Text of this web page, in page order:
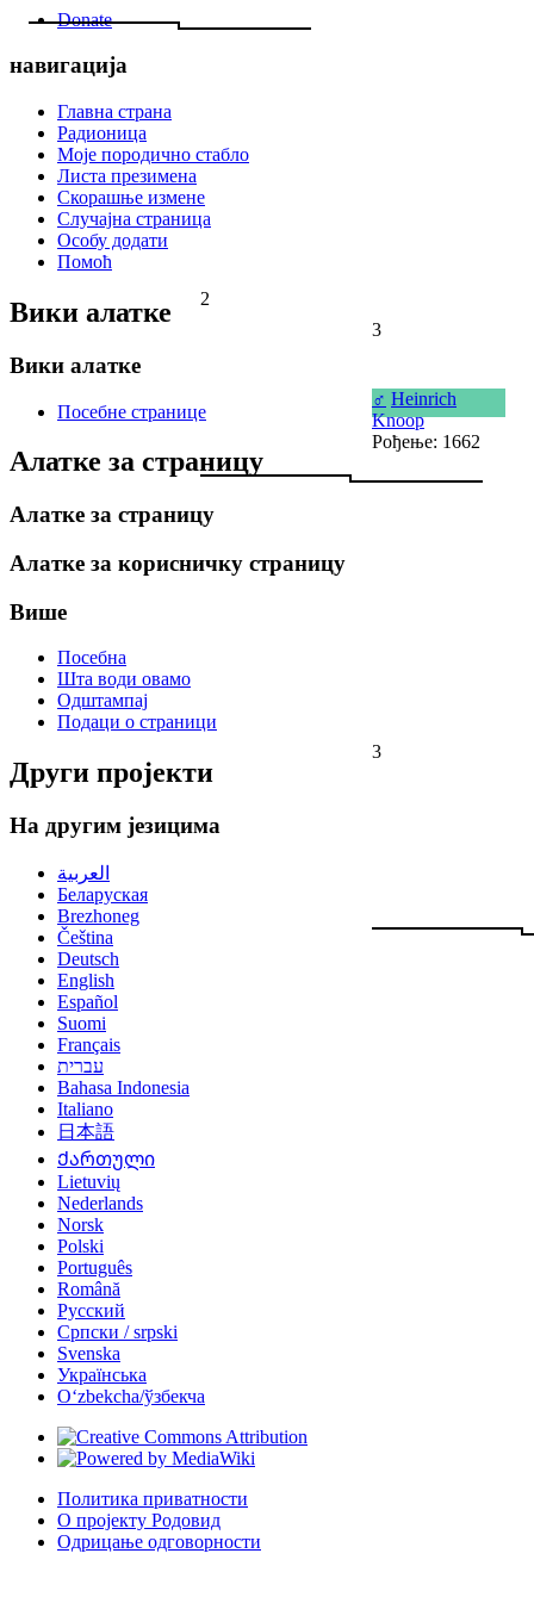
2
3
♂ Heinrich
Knoop
Рођење: 1662
3
Donate
навигација
Главна страна
Радионица
Моје породично стабло
Листа презимена
Скорашње измене
Случајна страница
Особу додати
Помоћ
Вики алатке
Вики алатке
Посебне странице
Алатке за страницу
Алатке за страницу
Алатке за корисничку страницу
Више
Посебна
Шта води овамо
Одштампај
Подаци о страници
Други пројекти
На другим језицима
العربية
Беларуская
Brezhoneg
Čeština
Deutsch
English
Español
Suomi
Français
עברית
Bahasa Indonesia
Italiano
日本語
Ქართული
Lietuvių
Nederlands
Norsk
Polski
Português
Română
Русский
Српски / srpski
Svenska
Українська
Oʻzbekcha/ўзбекча
Политика приватности
О пројекту Родовид
Одрицање одговорности